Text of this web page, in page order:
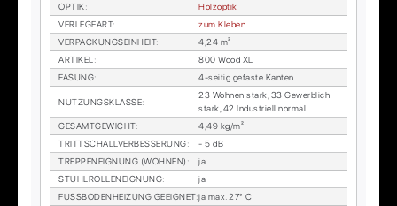
OP­TIK:
Holz­op­tik
VER­LE­GE­ART:
zum Kle­ben
VER­PA­CKUNGS­EIN­HEIT:
4,24 m²
AR­TI­KEL:
800 Wood XL
FA­SUNG: 4-sei­tig ge­fas­te Kan­ten
NUT­ZUNGS­KLAS­SE:
23 Woh­nen stark, 33 Ge­werb­lich
stark, 42 In­dus­tri­ell nor­mal
GE­SAMT­GE­WICHT:
4,49 kg/m²
TRITT­SCHALL­VER­BES­SE­RUNG:
- 5 dB
TREP­PEN­EIG­NUNG (WOH­NEN) :
ja
STUHL­ROL­LEN­EIG­NUNG:
ja
FUSS­BO­DEN­HEI­ZUNG GE­EIG­NET:ja max. 27° C